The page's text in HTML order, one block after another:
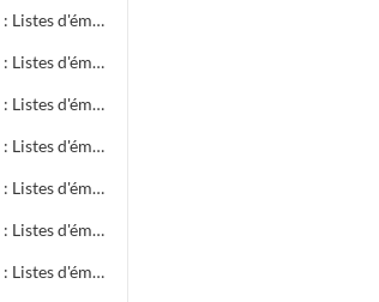
Elections législatives 2002 - 4ème circonscription : Listes d'émargement par bureau de vote : 01 à 05
Elections législatives 2002 - 4ème circonscription : Listes d'émargement par bureau de vote : 06 à 09
Elections législatives 2002 - 4ème circonscription : Listes d'émargement par bureau de vote : 10 à 14
Elections législatives 2002 - 4ème circonscription : Listes d'émargement par bureau de vote : 15 à 17
Elections législatives 2002 - 5ème circonscription : Listes d'émargement par bureau de vote : 18 à 21
Elections législatives 2002 - 5ème circonscription : Listes d'émargement par bureau de vote : 22 à 25
Elections législatives 2002 - 5ème circonscription : Listes d'émargement par bureau de vote : 26 à 29